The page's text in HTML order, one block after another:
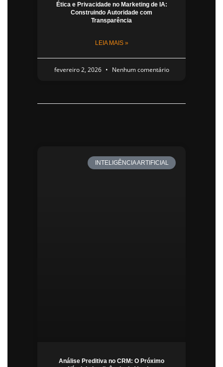
Ética e Privacidade no Marketing de IA:
Construindo Autoridade com
Transparência
LEIA MAIS »
fevereiro 2, 2026 Nenhum comentário
INTELIGÊNCIA ARTIFICIAL
Análise Preditiva no CRM: O Próximo